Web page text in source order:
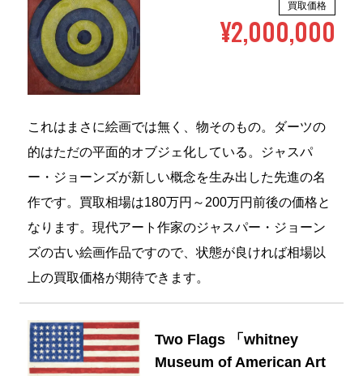
買取価格
¥2,000,000
これはまさに絵画では無く、物そのもの。ダーツの
的はただの平面的オブジェ化している。ジャスパ
ー・ジョーンズが新しい概念を生み出した先進の名
作です。買取相場は180万円～200万円前後の価格と
なります。現代アート作家のジャスパー・ジョーン
ズの古い絵画作品ですので、状態が良ければ相場以
上の買取価格が期待できます。
Two Flags 「whitney
Museum of American Art